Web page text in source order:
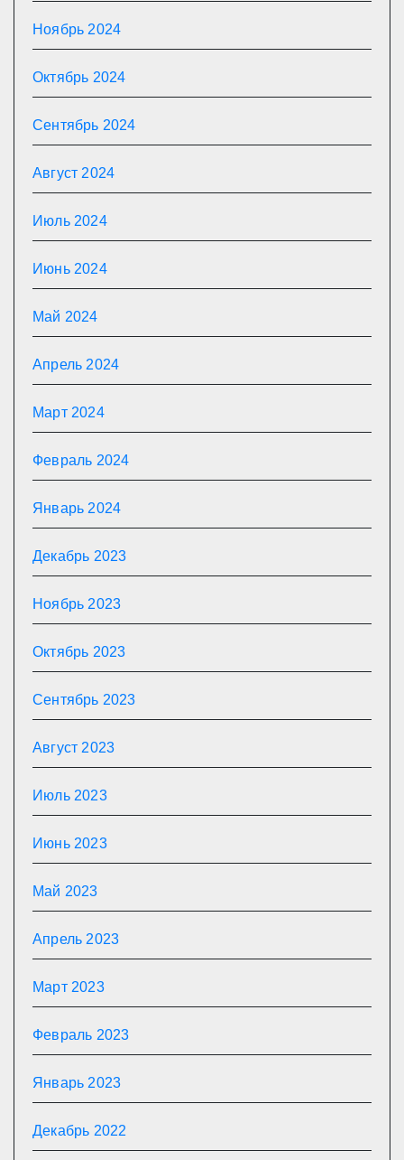
Ноябрь 2024
Октябрь 2024
Сентябрь 2024
Август 2024
Июль 2024
Июнь 2024
Май 2024
Апрель 2024
Март 2024
Февраль 2024
Январь 2024
Декабрь 2023
Ноябрь 2023
Октябрь 2023
Сентябрь 2023
Август 2023
Июль 2023
Июнь 2023
Май 2023
Апрель 2023
Март 2023
Февраль 2023
Январь 2023
Декабрь 2022